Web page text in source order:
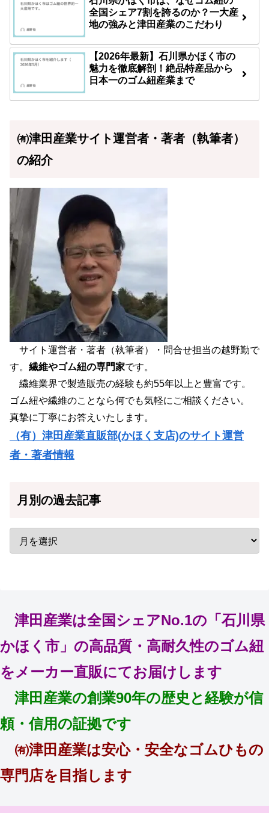
全国シェア7割を誇るのか？一大産
地の強みと津田産業のこだわり
【2026年最新】石川県かほく市の
魅力を徹底解剖！絶品特産品から
日本一のゴム紐産業まで
㈲津田産業サイト運営者・著者（執筆者）
の紹介
サイト運営者・著者（執筆者）・問合せ担当の越野勤で
す。 繊維やゴム紐の専門家です。
繊維業界で製造販売の経験も約55年以上と豊富です。
ゴム紐や繊維のことなら何でも気軽にご相談ください。
真摯に丁寧にお答えいたします。
（有）津田産業直販部(かほく支店)のサイト運営
者・著者情報
月別の過去記事
津田産業は全国シェアNo.1の「石川県
かほく市」の高品質・高耐久性のゴム紐
をメーカー直販にてお届けします
津田産業の創業90年の歴史と経験が信
頼・信用の証拠です
㈲津田産業は安心・安全なゴムひもの
専門店を目指します